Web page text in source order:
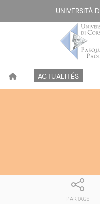
UNIVERSITÀ
ACTUALITÉS
PARTAGE